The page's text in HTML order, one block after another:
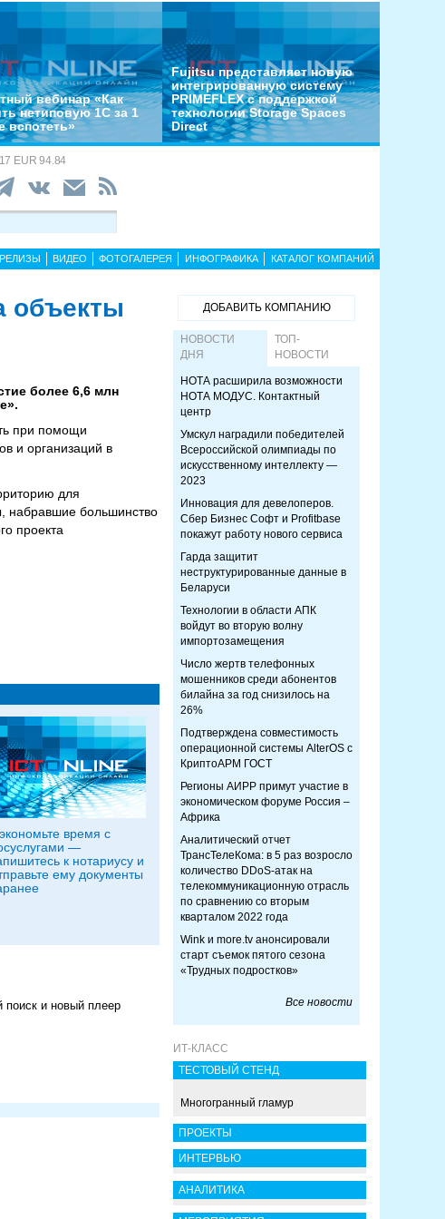
вебинар «Как
нетиповую 1С за 1
вспотеть»
Fujitsu представляет новую
интегрированную систему
PRIMEFLEX с поддержкой
технологии Storage Spaces
Direct
EUR 94.84
РЕЛИЗЫ ВИДЕО ФОТОГАЛЕРЕЯ ИНФОГРАФИКА КАТАЛОГ КОМПАНИЙ
объекты
более 6,6 млн
при помощи
и организаций в
для
набравшие большинство
проекта
время с
—
к нотариусу и
ему документы
и новый плеер
ДОБАВИТЬ КОМПАНИЮ
НОВОСТИ
ДНЯ
ТОП-
НОВОСТИ
НОТА расширила возможности
НОТА МОДУС. Контактный
центр
Умскул наградили победителей
Всероссийской олимпиады по
искусственному интеллекту —
2023
Инновация для девелоперов.
Сбер Бизнес Софт и Profitbase
покажут работу нового сервиса
Гарда защитит
неструктурированные данные в
Беларуси
Технологии в области АПК
войдут во вторую волну
импортозамещения
Число жертв телефонных
мошенников среди абонентов
билайна за год снизилось на
26%
Подтверждена совместимость
операционной системы AlterOS с
КриптоАРМ ГОСТ
Регионы АИРР примут участие в
экономическом форуме Россия –
Африка
Аналитический отчет
ТрансТелеКома: в 5 раз возросло
количество DDoS-атак на
телекоммуникационную отрасль
по сравнению со вторым
кварталом 2022 года
Wink и more.tv анонсировали
старт съемок пятого сезона
«Трудных подростков»
Все новости
ИТ-КЛАСС
ТЕСТОВЫЙ СТЕНД
Многогранный гламур
ПРОЕКТЫ
ИНТЕРВЬЮ
АНАЛИТИКА